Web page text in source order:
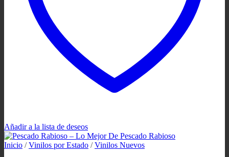
Añadir a la lista de deseos
Inicio / Vinilos por Estado / Vinilos Nuevos